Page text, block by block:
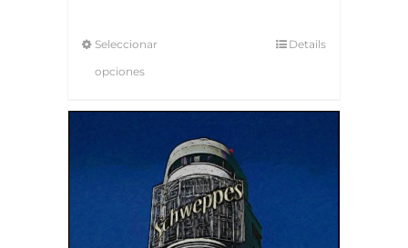
Seleccionar
opciones
Details